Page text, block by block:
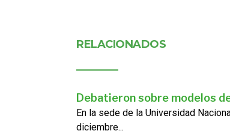
RELACIONADOS
Debatieron sobre modelos
En la sede de la Universidad
diciembre...